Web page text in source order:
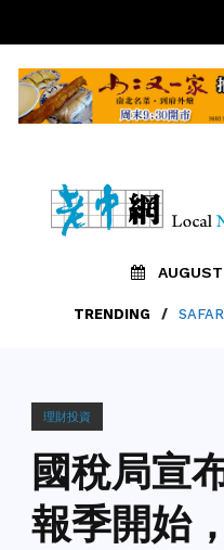
TRENDING /
理財投資
國稅局宣
報季開始